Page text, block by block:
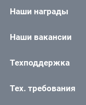
Наши награды
Наши вакансии
Техподдержка
Тех. требования